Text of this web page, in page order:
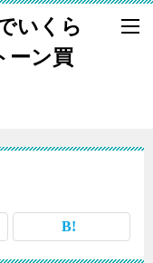
いくら
ーン買